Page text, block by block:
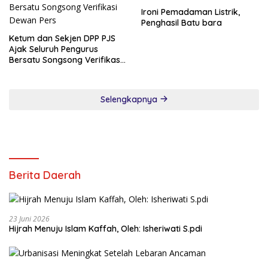
Ketum dan Sekjen DPP PJS
Ajak Seluruh Pengurus
Bersatu Songsong Verifikasi
Ironi Pemadaman Listrik,
Penghasil Batu bara
Selengkapnya
Berita Daerah
23 Juni 2026
Hijrah Menuju Islam Kaffah, Oleh: Isheriwati S.pdi